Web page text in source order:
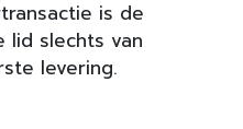
is de
lid slechts van
levering.